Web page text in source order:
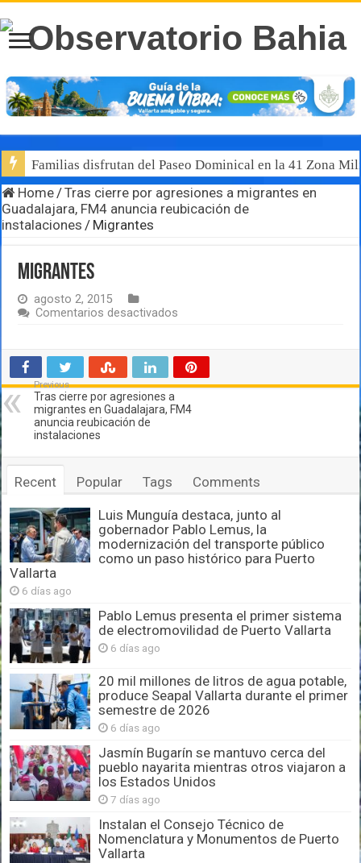
Familias disfrutan del Paseo Dominical en la 41 Zona
Home/Tras cierre por agresiones a migrantes en
Guadalajara, FM4 anuncia reubicación de
instalaciones / Migrantes
Migrantes
agosto 2, 2015
Comentarios desactivados
Previous
Tras cierre por agresiones a
migrantes en Guadalajara, FM4
anuncia reubicación de
instalaciones
Recent Popular Tags Comments
Luis Munguía destaca, junto al
gobernador Pablo Lemus, la
modernización del transporte público
como un paso histórico para Puerto
Vallarta
6 días ago
Pablo Lemus presenta el primer sistema
de electromovilidad de Puerto Vallarta
6 días ago
20 mil millones de litros de agua potable,
produce Seapal Vallarta durante el primer
semestre de 2026
6 días ago
Jasmín Bugarín se mantuvo cerca del
pueblo nayarita mientras otros viajaron a
los Estados Unidos
7 días ago
Instalan el Consejo Técnico de
Nomenclatura y Monumentos de Puerto
Vallarta